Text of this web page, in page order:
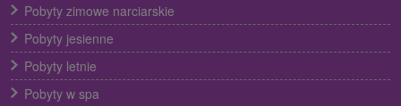
Pobyty zimowe narciarskie
Pobyty jesienne
Pobyty letnie
Pobyty w spa